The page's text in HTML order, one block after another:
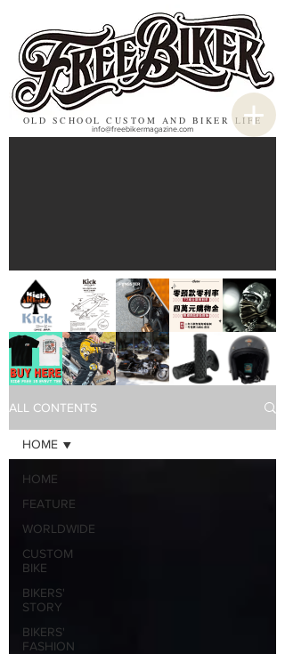
OLD SCHOOL CUSTOM AND BIKER LIFE
info@freebikermagazine.com
ALL CONTENTS
HOME
FEATURE
WORLDWIDE
CUSTOM
BIKE
BIKERS'
STORY
BIKERS'
FASHION
HOME